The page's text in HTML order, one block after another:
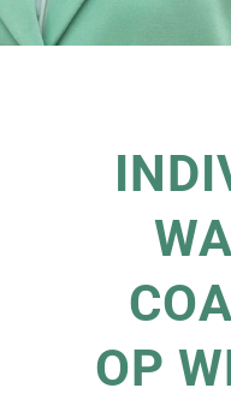
OP